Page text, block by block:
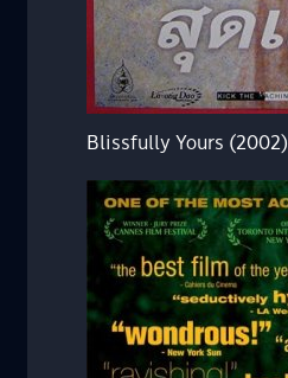
Blissfully Yours (2002)